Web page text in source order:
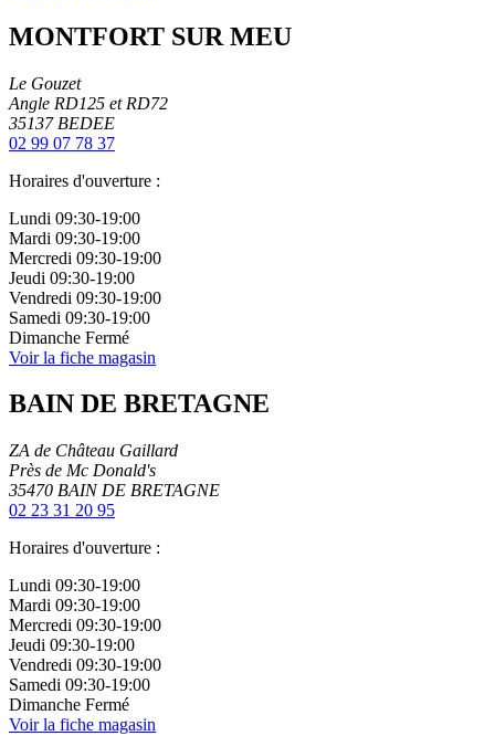
MONTFORT SUR MEU
Le Gouzet
Angle RD125 et RD72
35137 BEDEE
02 99 07 78 37
Horaires d'ouverture :
Lundi 09:30-19:00
Mardi 09:30-19:00
Mercredi 09:30-19:00
Jeudi 09:30-19:00
Vendredi 09:30-19:00
Samedi 09:30-19:00
Dimanche Fermé
Voir la fiche magasin
BAIN DE BRETAGNE
ZA de Château Gaillard
Près de Mc Donald's
35470 BAIN DE BRETAGNE
02 23 31 20 95
Horaires d'ouverture :
Lundi 09:30-19:00
Mardi 09:30-19:00
Mercredi 09:30-19:00
Jeudi 09:30-19:00
Vendredi 09:30-19:00
Samedi 09:30-19:00
Dimanche Fermé
Voir la fiche magasin